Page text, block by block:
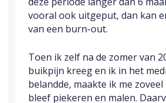
vooral ook uitgeput, dan kan
van een burn-out.
Toen ik zelf na de zomer van
buikpijn kreeg en ik in het
belandde, maakte ik me
bleef piekeren en malen.